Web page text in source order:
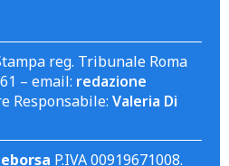
reg. Tribunale Roma
– email: redazione
Responsabile: Valeria Di
P.IVA 00919671008.